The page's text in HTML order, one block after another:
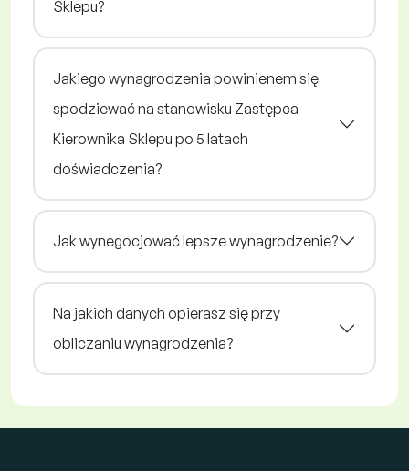
Sklepu?
Jakiego wynagrodzenia powinienem się
spodziewać na stanowisku Zastępca
Kierownika Sklepu po 5 latach
doświadczenia?
Jak wynegocjować lepsze wynagrodzenie?
Na jakich danych opierasz się przy
obliczaniu wynagrodzenia?